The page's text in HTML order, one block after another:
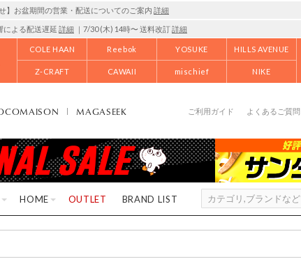
せ】お盆期間の営業・配送についてのご案内 詳細
による配送遅延 詳細 ｜7/30 (木) 14時〜 送料改訂詳細
COLE HAAN Reebok YOSUKE HILLS AVENUE
Z-CRAFT CAWAII mischief NIKE
MAGASEEK ご利用ガイド よくあるご質問
HOME OUTLET BRAND LIST